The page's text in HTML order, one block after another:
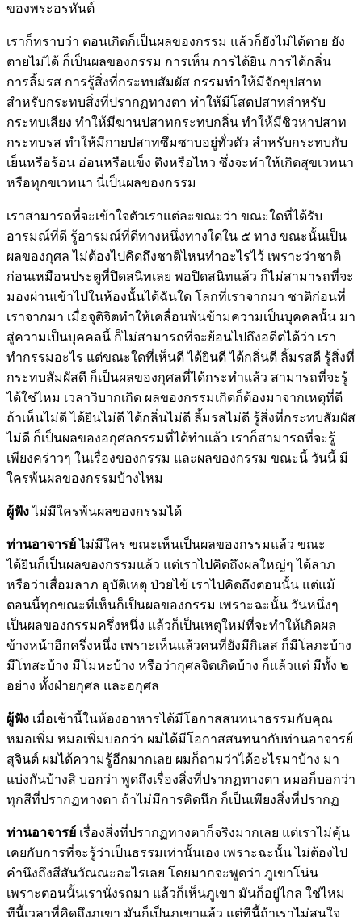
ของพระอรหันต์
เราก็ทราบว่า ตอนเกิดก็เป็นผลของกรรม แล้วก็ยังไม่ได้ตาย ยัง
ตายไม่ได้ ก็เป็นผลของกรรม การเห็น การได้ยิน การได้กลิ่น
การลิ้มรส การรู้สิ่งที่กระทบสัมผัส กรรมทำให้มีจักขุปสาท
สำหรับกระทบสิ่งที่ปรากฏทางตา ทำให้มีโสตปสาทสำหรับ
กระทบเสียง ทำให้มีฆานปสาทกระทบกลิ่น ทำให้มีชิวหาปสาท
กระทบรส ทำให้มีกายปสาทซึมซาบอยู่ทั่วตัว สำหรับกระทบกับ
เย็นหรือร้อน อ่อนหรือแข็ง ตึงหรือไหว ซึ่งจะทำให้เกิดสุขเวทนา
หรือทุกขเวทนา นี่เป็นผลของกรรม
เราสามารถที่จะเข้าใจตัวเราแต่ละขณะว่า ขณะใดที่ได้รับ
อารมณ์ที่ดี รู้อารมณ์ที่ดีทางหนึ่งทางใดใน ๕ ทาง ขณะนั้นเป็น
ผลของกุศล ไม่ต้องไปคิดถึงชาติไหนทำอะไรไว้ เพราะว่าชาติ
ก่อนเหมือนประตูที่ปิดสนิทเลย พอปิดสนิทแล้ว ก็ไม่สามารถที่จะ
มองผ่านเข้าไปในห้องนั้นได้ฉันใด โลกที่เราจากมา ชาติก่อนที่
เราจากมา เมื่อจุติจิตทำให้เคลื่อนพ้นข้ามความเป็นบุคคลนั้น มา
สู่ความเป็นบุคคลนี้ ก็ไม่สามารถที่จะย้อนไปถึงอดีตได้ว่า เรา
ทำกรรมอะไร แต่ขณะใดที่เห็นดี ได้ยินดี ได้กลิ่นดี ลิ้มรสดี รู้สิ่งที่
กระทบสัมผัสดี ก็เป็นผลของกุศลที่ได้กระทำแล้ว สามารถที่จะรู้
ได้ใช่ไหม เวลาวิบากเกิด ผลของกรรมเกิดก็ต้องมาจากเหตุที่ดี
ถ้าเห็นไม่ดี ได้ยินไม่ดี ได้กลิ่นไม่ดี ลิ้มรสไม่ดี รู้สิ่งที่กระทบสัมผัส
ไม่ดี ก็เป็นผลของอกุศลกรรมที่ได้ทำแล้ว เราก็สามารถที่จะรู้
เพียงคร่าวๆ ในเรื่องของกรรม และผลของกรรม ขณะนี้ วันนี้ มี
ใครพ้นผลของกรรมบ้างไหม
ผู้ฟังไม่มีใครพ้นผลของกรรมได้
ท่านอาจารย์ไม่มีใคร ขณะเห็นเป็นผลของกรรมแล้ว ขณะ
ได้ยินก็เป็นผลของกรรมแล้ว แต่เราไปคิดถึงผลใหญ่ๆ ได้ลาภ
หรือว่าเสื่อมลาภ อุบัติเหตุ ป่วยไข้ เราไปคิดถึงตอนนั้น แต่แม้
ตอนนี้ทุกขณะที่เห็นก็เป็นผลของกรรม เพราะฉะนั้น วันหนึ่งๆ
เป็นผลของกรรมครึ่งหนึ่ง แล้วก็เป็นเหตุใหม่ที่จะทำให้เกิดผล
ข้างหน้าอีกครึ่งหนึ่ง เพราะเห็นแล้วคนที่ยังมีกิเลส ก็มีโลภะบ้าง
มีโทสะบ้าง มีโมหะบ้าง หรือว่ากุศลจิตเกิดบ้าง ก็แล้วแต่ มีทั้ง ๒
อย่าง ทั้งฝ่ายกุศล และอกุศล
ผู้ฟัง เมื่อเช้านี้ในห้องอาหารได้มีโอกาสสนทนาธรรมกับคุณ
หมอเพิ่ม หมอเพิ่มบอกว่า ผมได้มีโอกาสสนทนากับท่านอาจารย์
สุจินต์ ผมได้ความรู้อีกมากเลย ผมก็ถามว่าได้อะไรมาบ้าง มา
แบ่งกันบ้างสิ บอกว่า พูดถึงเรื่องสิ่งที่ปรากฏทางตา หมอก็บอกว่า
ทุกสีที่ปรากฏทางตา ถ้าไม่มีการคิดนึก ก็เป็นเพียงสิ่งที่ปรากฏ
ท่านอาจารย์ เรื่องสิ่งที่ปรากฏทางตาก็จริงมากเลย แต่เราไม่คุ้น
เคยกับการที่จะรู้ว่าเป็นธรรมเท่านั้นเอง เพราะฉะนั้น ไม่ต้องไป
คำนึงถึงสีสันวัณณะอะไรเลย โดยมากจะพูดว่า ภูเขาโน่น
เพราะตอนนั้นเรานั่งรถมา แล้วก็เห็นภูเขา มันก็อยู่ไกล ใช่ไหม
ทีนี้เวลาที่คิดถึงภูเขา มันก็เป็นภูเขาแล้ว แต่ทีนี้ถ้าเราไม่สนใจ